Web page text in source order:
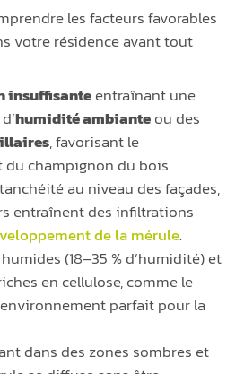
les facteurs favorables
votre résidence avant tout
insuffisanteentraînant une
humidité ambianteou des
, favorisant le
champignon du bois.
au niveau des façades,
entraînent des infiltrations
de la mérule.
(18–35 % d’humidité) et
en cellulose, comme le
parfait pour la
dans des zones sombres et